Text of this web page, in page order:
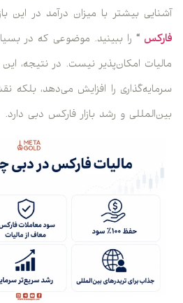
آشنایی بیشتر با میزان درآمد در این
فارکس “ را ببینید. موضوعی که در
مالیات امکان‌پذیر نیست. در نتیجه، این
سرمایه‌گذاری را افزایش می‌دهد،
بین‌المللی و رشد بازار فارکس دبی دارد.